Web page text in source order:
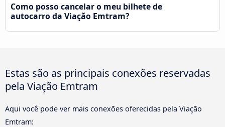
Como posso cancelar o meu bilhete de
autocarro da Viação Emtram?
Estas são as principais conexões reservadas
pela Viação Emtram
Aqui você pode ver mais conexões oferecidas pela Viação
Emtram: